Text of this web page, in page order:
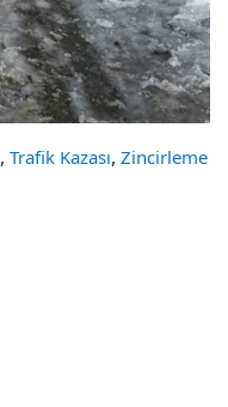
, Trafik Kazası, Zincirleme